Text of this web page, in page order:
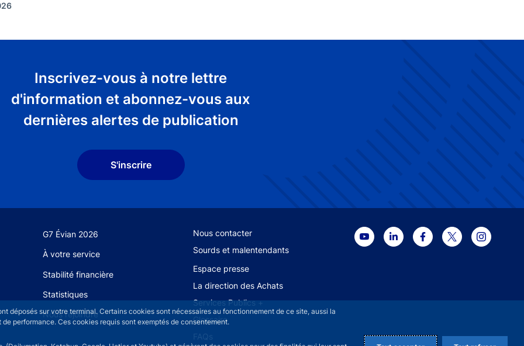
déposés sur votre terminal. Certains cookies sont nécessaires au fonctionnement de ce site, aussi la
performance. Ces cookies requis sont exemptés de consentement.
Inscrivez-vous à notre lettre
d'information et abonnez-vous aux
dernières alertes de publication
S'inscrire
G7 Évian 2026
À votre service
Stabilité financière
Statistiques
Nous rejoindre
Footer secondary menu
Nous contacter
Sourds et malentendants
Espace presse
La direction des Achats
Services Publics +
Glossaire
FAQs